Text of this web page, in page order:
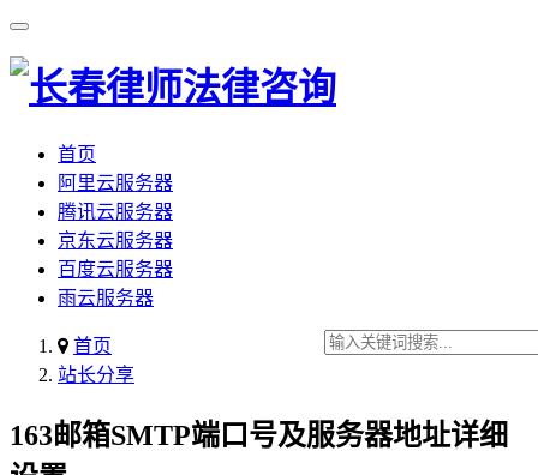
首页
阿里云服务器
腾讯云服务器
京东云服务器
百度云服务器
雨云服务器
首页
站长分享
163邮箱SMTP端口号及服务器地址详细